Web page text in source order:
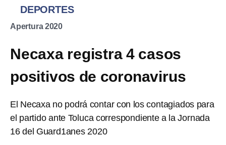
DEPORTES
Apertura 2020
Necaxa registra 4 casos
positivos de coronavirus
El Necaxa no podrá contar con los contagiados para
el partido ante Toluca correspondiente a la Jornada
16 del Guard1anes 2020